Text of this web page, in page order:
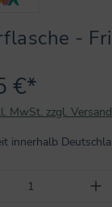
-
€*
MwSt. zzgl.
innerhalb
Anzahl: